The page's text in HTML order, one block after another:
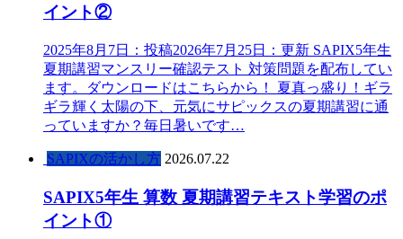
イント②
2025年8月7日：投稿2026年7月25日：更新 SAPIX5年生
夏期講習マンスリー確認テスト 対策問題を配布してい
ます。ダウンロードはこちらから！ 夏真っ盛り！ギラ
ギラ輝く太陽の下、元気にサピックスの夏期講習に通
っていますか？毎日暑いです…
SAPIXの活かし方 2026.07.22
SAPIX5年生 算数 夏期講習テキスト学習のポ
イント①